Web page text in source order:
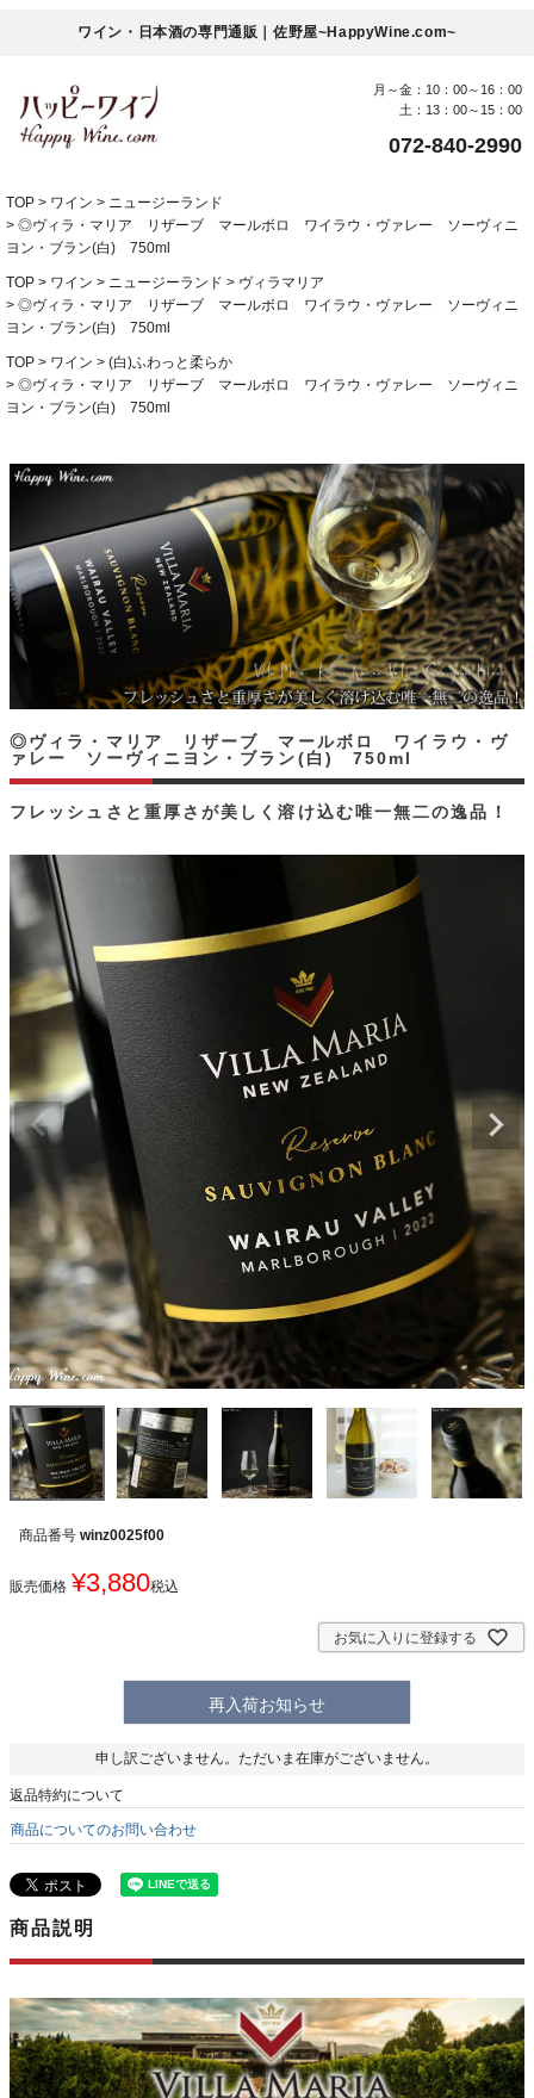
ワイン・日本酒の専門通販｜佐野屋~HappyWine.com~
月～金：10：00～16：00
土：13：00～15：00
072-840-2990
TOP ワイン
ニュージーランド
◎ヴィラ・マリア リザーブ マールボロ ワイラウ・ヴァレー ソーヴィニ
ヨン・ブラン(白) 750ml
TOP ワイン ニュージーランド
ヴィラマリア
◎ヴィラ・マリア リザーブ マールボロ ワイラウ・ヴァレー ソーヴィニ
ヨン・ブラン(白) 750ml
TOP ワイン
(白)ふわっと柔らか
◎ヴィラ・マリア リザーブ マールボロ ワイラウ・ヴァレー ソーヴィニ
ヨン・ブラン(白) 750ml
フレッシュさと重厚さが美しく溶け込む唯一無二の逸品！
◎ヴィラ・マリア リザーブ マールボロ ワイラウ・ヴ
ァレー ソーヴィニヨン・ブラン(白) 750ml
商品番号 winz0025f00
販売価格 ¥3,880税込
お気に入りに登録する
再入荷お知らせ
申し訳ございません。ただいま在庫がございません。
返品特約について
商品についてのお問い合わせ
商品説明